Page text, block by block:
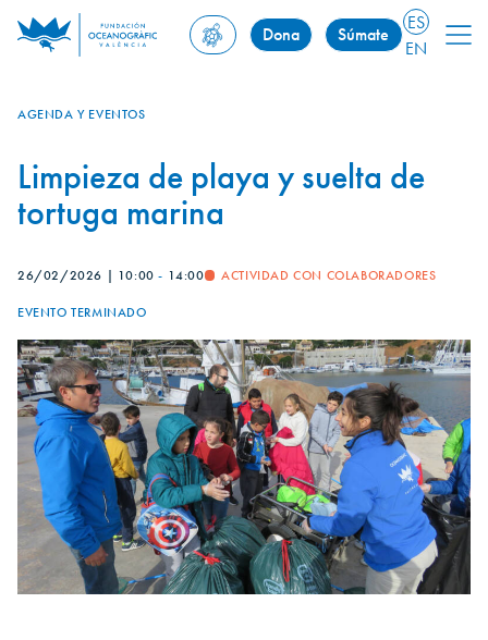
Dona Súmate
ES
EN
AGENDA Y EVENTOS
Limpieza de playa y suelta de
tortuga marina
26/02/2026 | 10:00 - 14:00 ACTIVIDAD CON COLABORADORES
EVENTO TERMINADO